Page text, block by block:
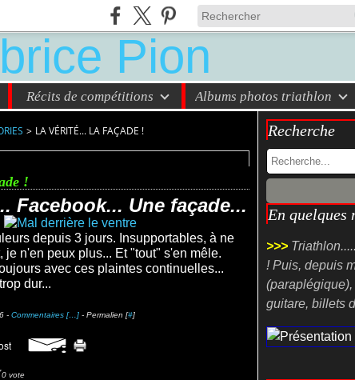
Récits de compétitions Albums photos triathlon
> LA VÉRITÉ... LA FAÇADE !
!
Facebook... Une façade...
depuis 3 jours. Insupportables, à ne
je n'en peux plus... Et "tout" s'en mêle.
avec ces plaintes continuelles...
dur...
-Commentaires [… ] - Permalien [#]
0 vote
Recherche
En quelques
>>>
! Puis, depuis
guitare, billets